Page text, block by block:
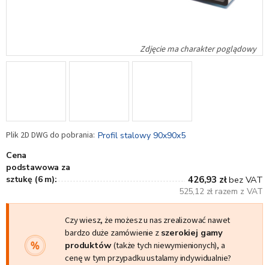
Profil stalowy 90x90x5
Cena
podstawowa za
sztukę (6 m):
426,93 złbez VAT
525,12 zł razem z VAT
Czy wiesz, że możesz u nas zrealizować nawet
bardzo duże zamówienie z szerokiej gamy
produktów(także tych niewymienionych), a
cenę w tym przypadku ustalamy indywidualnie?